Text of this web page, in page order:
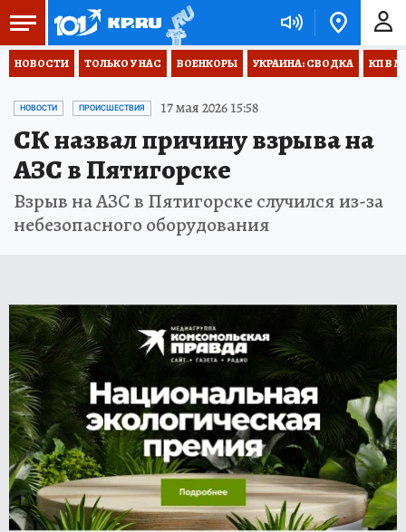
НОВОСТИ ТОЛЬКО У НАС ВОЕНКОРЫ УКРАИНА: СВОДКА КП В
НОВОСТИ ПРОИСШЕСТВИЯ 17 мая 2026 15:58
СК назвал причину взрыва на
АЗС в Пятигорске
Взрыв на АЗС в Пятигорске случился из-за
небезопасного оборудования